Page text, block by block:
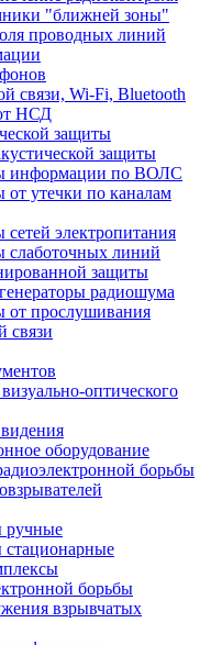
"ближней зоны"
проводных линий
связи, Wi-Fi, Bluetooth
НСД
защиты
защиты
информации по ВОЛС
от утечки по каналам
сетей электропитания
слаботочных линий
защиты
радиошума
от прослушивания
связи
оптического
оборудование
борьбы
ручные
стационарные
борьбы
взрывчатых